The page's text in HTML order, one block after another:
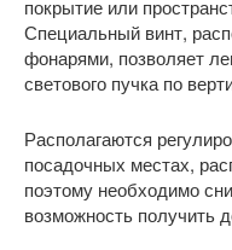
покрытие или
Специальный винт,
фонарями, позволяет
светового пучка по
Располагаются
посадочных местах,
поэтому необходимо
возможность получить